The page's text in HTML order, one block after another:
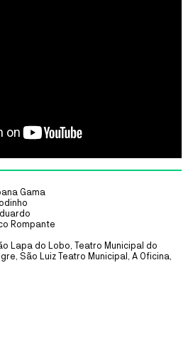
Gama
Rompante
Lapa do Lobo, Teatro Municipal do
São Luiz Teatro Municipal, A Oficina,
cores, formas e texturas escondidas à
A partir de um percurso de
se elementos naturais para pintar.
21:30